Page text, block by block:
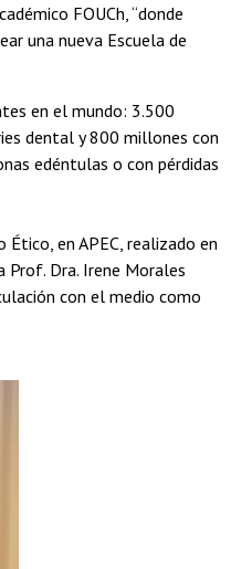
FOUCh, “donde
una nueva Escuela de
en el mundo: 3.500
dental y 800 millones con
edéntulas o con pérdidas
en APEC, realizado en
Prof. Dra. Irene Morales
con el medio como